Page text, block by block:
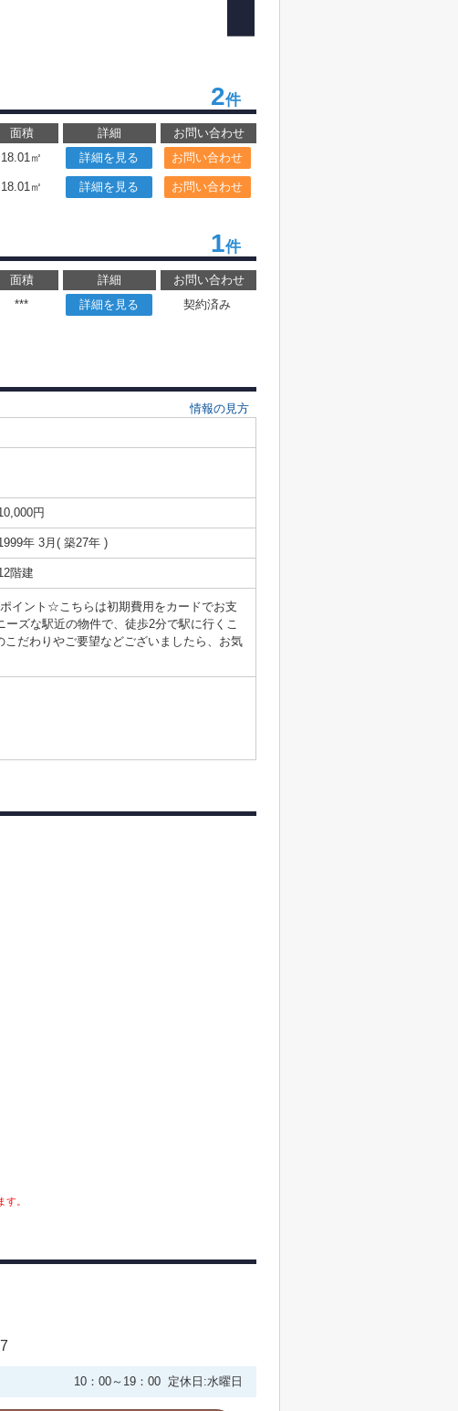
2件
面積 詳細
お問い合わせ
18.01㎡ 詳細を見る お問い合わせ
18.01㎡ 詳細を見る お問い合わせ
1件
面積 詳細
お問い合わせ
*** 詳細を見る
契約済み
情報の見方
円
年 3月( 築27年 )
階建
イント☆こちらは初期費用をカードでお支
ズな駅近の物件で、徒歩2分で駅に行くこ
だわりやご要望などございましたら、お気
。
10：00～19：00 定休日:水曜日